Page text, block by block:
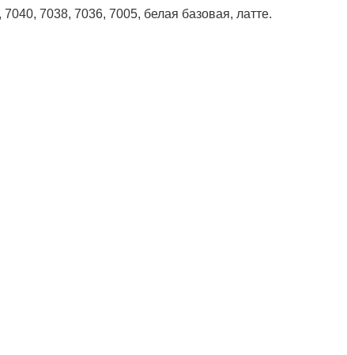
7038, 7036, 7005, белая базовая, латте.